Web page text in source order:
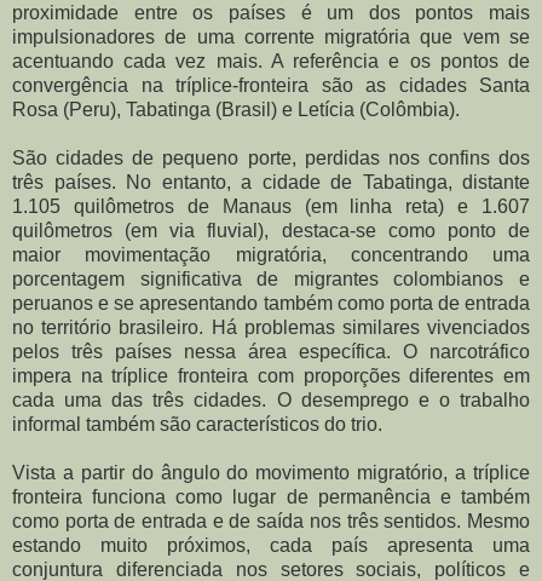
proximidade entre os países é um dos pontos mais
impulsionadores de uma corrente migratória que vem se
acentuando cada vez mais. A referência e os pontos de
convergência na tríplice-fronteira são as cidades Santa
Rosa (Peru), Tabatinga (Brasil) e Letícia (Colômbia).
São cidades de pequeno porte, perdidas nos confins dos
três países. No entanto, a cidade de Tabatinga, distante
1.105 quilômetros de Manaus (em linha reta) e 1.607
quilômetros (em via fluvial), destaca-se como ponto de
maior movimentação migratória, concentrando uma
porcentagem significativa de migrantes colombianos e
peruanos e se apresentando também como porta de entrada
no território brasileiro. Há problemas similares vivenciados
pelos três países nessa área específica. O narcotráfico
impera na tríplice fronteira com proporções diferentes em
cada uma das três cidades. O desemprego e o trabalho
informal também são característicos do trio.
Vista a partir do ângulo do movimento migratório, a tríplice
fronteira funciona como lugar de permanência e também
como porta de entrada e de saída nos três sentidos. Mesmo
estando muito próximos, cada país apresenta uma
conjuntura diferenciada nos setores sociais, políticos e